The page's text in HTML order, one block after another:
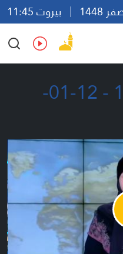
بيروت 11:45
Ar
En Fr Es
نشرة أخبار 11:30 - 12-01-